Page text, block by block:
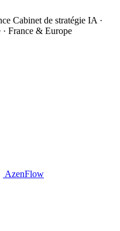
Cabinet de stratégie IA ·
France & Europe
AzenFlow